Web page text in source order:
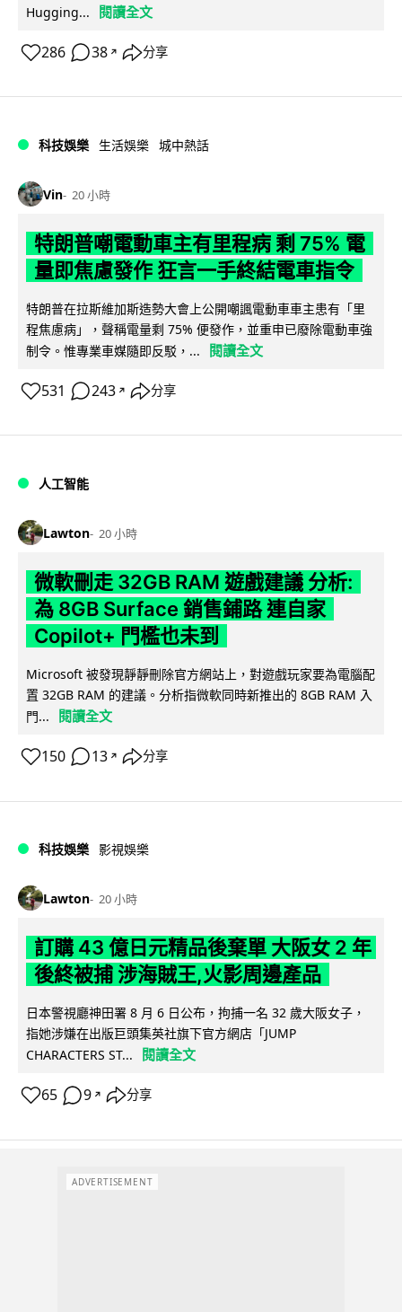
Hugging...
閱讀全文
286 38 ↗ 分享
科技娛樂 生活娛樂 城中熱話
Vin 20 小時
特朗普嘲電動車主有里程病 剩 75% 電
量即焦慮發作 狂言一手終結電車指令
特朗普在拉斯維加斯造勢大會上公開嘲諷電動車車主患有「里
程焦慮病」，聲稱電量剩 75% 便發作，並重申已廢除電動車強
制令。惟專業車媒隨即反駁，...
閱讀全文
531 243 ↗ 分享
人工智能
Lawton 20 小時
微軟刪走 32GB RAM 遊戲建議 分析:
為 8GB Surface 銷售鋪路 連自家
Copilot+ 門檻也未到
Microsoft 被發現靜靜刪除官方網站上，對遊戲玩家要為電腦配
置 32GB RAM 的建議。分析指微軟同時新推出的 8GB RAM 入
門...
閱讀全文
150 13 ↗ 分享
科技娛樂 影視娛樂
Lawton 20 小時
訂購 43 億日元精品後棄單 大阪女 2 年
後終被捕 涉海賊王,火影周邊產品
日本警視廳神田署 8 月 6 日公布，拘捕一名 32 歲大阪女子，
指她涉嫌在出版巨頭集英社旗下官方網店「JUMP
CHARACTERS ST...
閱讀全文
65 9 ↗ 分享
ADVERTISEMENT